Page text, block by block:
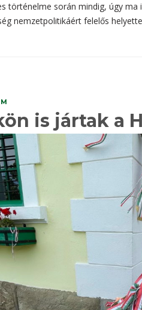
történelme során mindig, úgy
nemzetpolitikáért felelős
is jártak a